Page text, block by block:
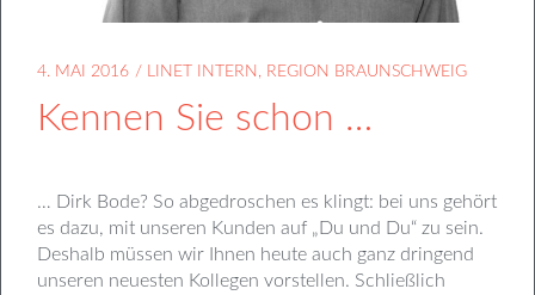
4. MAI 2016 / LINET INTERN REGION BRAUNSCHWEIG
Kennen Sie schon …
… Dirk Bode? So abgedroschen es klingt: bei uns gehört
es dazu, mit unseren Kunden auf „Du und Du“ zu sein.
Deshalb müssen wir Ihnen heute auch ganz dringend
unseren neuesten Kollegen vorstellen. Schließlich